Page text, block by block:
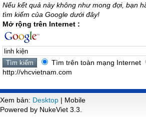
Nếu kết quả này không như mong đợi, bạn
tìm kiếm của Google dưới đây!
Mở rộng trên Internet :
Tìm trên toàn mạng Internet
http://vhcvietnam.com
Xem bản: Desktop | Mobile
Powered by NukeViet 3.3.